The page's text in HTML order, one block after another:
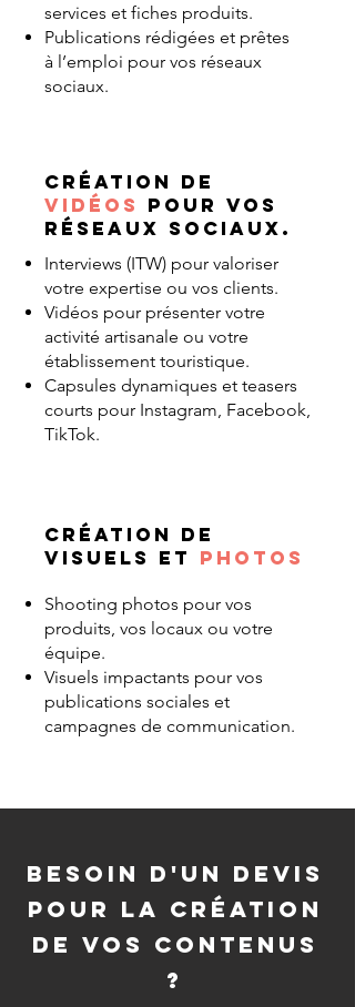
services et fiches produits.
Publications rédigées et prêtes
à l’emploi pour vos réseaux
sociaux.
Création de
vidéos pour vos
réseaux sociaux.
Interviews (ITW) pour valoriser
votre expertise ou vos clients.
Vidéos pour présenter votre
activité artisanale ou votre
établissement touristique.
Capsules dynamiques et teasers
courts pour Instagram, Facebook,
TikTok.
Création de
visuels et photos
Shooting photos pour vos
produits, vos locaux ou votre
équipe.
Visuels impactants pour vos
publications sociales et
campagnes de communication.
BESOIN D'un devis
pour la création
de vos contenus
?